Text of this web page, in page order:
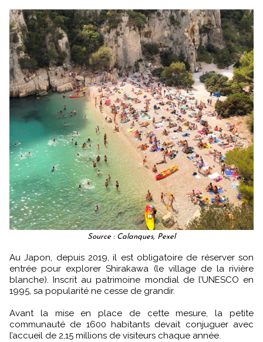
Source : Calanques, Pexel
Au Japon, depuis 2019, il est obligatoire de réserver son
entrée pour explorer Shirakawa (le village de la rivière
blanche). Inscrit au patrimoine mondial de l’UNESCO en
1995, sa popularité ne cesse de grandir.
Avant la mise en place de cette mesure, la petite
communauté de 1600 habitants devait conjuguer avec
l’accueil de 2,15 millions de visiteurs chaque année.